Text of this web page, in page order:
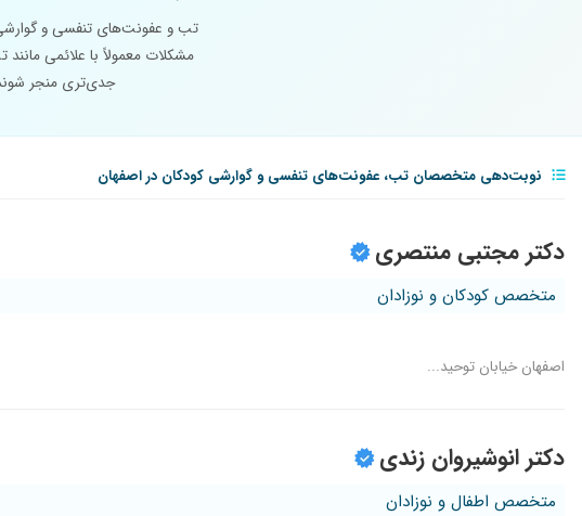
تب و عفونت‌های تنفسی و گوارشی
مشکلات معمولاً با علائمی
جدی‌تری منجر
نوبت‌دهی متخصصان تب، عفونت‌های تنفسی و گوارشی کودکان در اصفهان
دکتر مجتبی منتصری
متخصص کودکان و نوزادان
اصفهان خیابان توحید...
دکتر انوشیروان زندی
متخصص اطفال و نوزادان